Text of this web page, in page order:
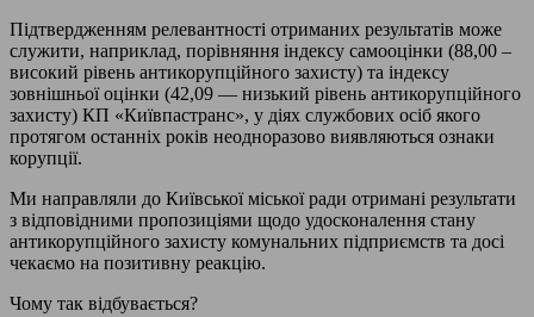
Підтвердженням релевантності отриманих результатів може
служити, наприклад, порівняння індексу самооцінки (88,00 –
високий рівень антикорупційного захисту) та індексу
зовнішньої оцінки (42,09 — низький рівень антикорупційного
захисту) КП «Київпастранс», у діях службових осіб якого
протягом останніх років неодноразово виявляються ознаки
корупції.
Ми направляли до Київської міської ради отримані результати
з відповідними пропозиціями щодо удосконалення стану
антикорупційного захисту комунальних підприємств та досі
чекаємо на позитивну реакцію.
Чому так відбувається?